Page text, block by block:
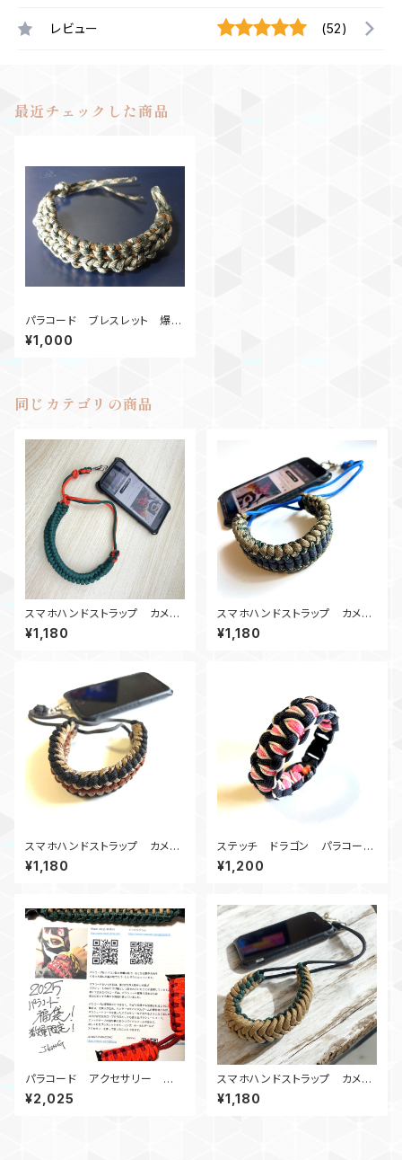
レビュー (52)
最近チェックした商品
パラコード ブレスレット 爆弾
編みバックル無し
¥1,000
同じカテゴリの商品
スマホハンドストラップ カメラ
ストラップ_パラコード_ガラガラ
ヘビ_緑オレンジ
¥1,180
スマホハンドストラップ カメラ
ストラップ_widesanctifield_
NKC180B
¥1,180
スマホハンドストラップ カメラ
ストラップ_SanctifiedCoven
ant_BDcB
¥1,180
ステッチ ドラゴン パラコード
ブレスレット_BP
¥1,200
パラコード アクセサリー 福
袋2025 J-KING
¥2,025
スマホハンドストラップ カメラ
ストラップ_PluckyFalls_GKB
¥1,180